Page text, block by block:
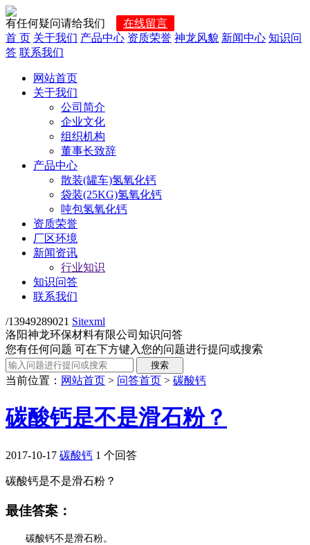
有任何疑问请给我们
在线留言
首 页 关于我们 产品中心 资质荣誉 神龙风貌 新闻中心 知识问
答 联系我们
网站首页
关于我们
公司简介
企业文化
组织机构
董事长致辞
产品中心
散装(罐车)氢氧化钙
袋装(25KG)氢氧化钙
吨包氢氧化钙
资质荣誉
厂区环境
新闻资讯
行业知识
知识问答
联系我们
/13949289021 Sitexml
洛阳神龙环保材料有限公司知识问答
您有任何问题 可在下方键入您的问题进行提问或搜索
当前位置： 网站首页 > 问答首页 > 碳酸钙
碳酸钙是不是滑石粉？
2017-10-17 碳酸钙 1 个回答
碳酸钙是不是滑石粉？
最佳答案：
碳酸钙不是滑石粉。